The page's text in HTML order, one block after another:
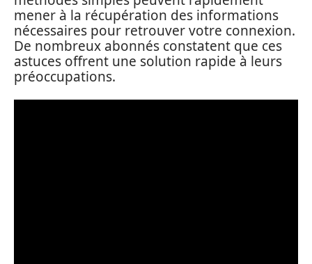
mener à la récupération des informations
nécessaires pour retrouver votre connexion.
De nombreux abonnés constatent que ces
astuces offrent une solution rapide à leurs
préoccupations.